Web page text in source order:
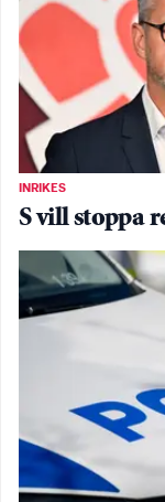
INRIKES
S vill stoppa